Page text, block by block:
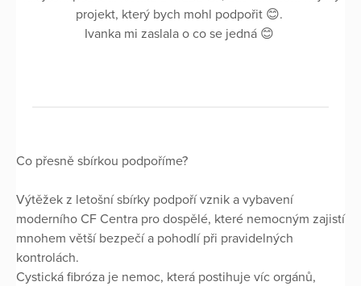
projekt, který bych mohl podpořit 😊.
Ivanka mi zaslala o co se jedná 😊
Co přesně sbírkou podpoříme?
Výtěžek z letošní sbírky podpoří vznik a vybavení
moderního CF Centra pro dospělé, které nemocným zajistí
mnohem větší bezpečí a pohodlí při pravidelných
kontrolách.
Cystická fibróza je nemoc, která postihuje víc orgánů,